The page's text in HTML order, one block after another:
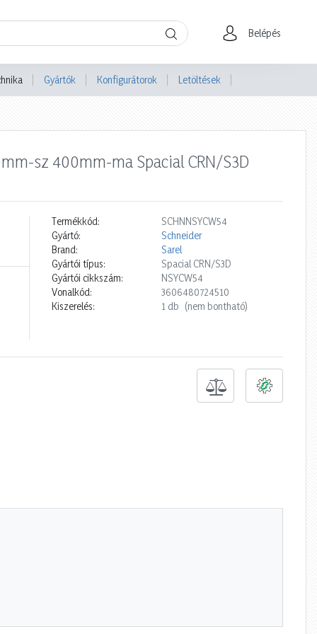
Belépés
Gyártók Konfigurátorok Letöltések
sz 400mm-ma Spacial CRN/S3D
Termékkód:
SCHNNSYCW54
Gyártó:
Schneider
Brand:
Sarel
Gyártói típus:
Spacial CRN/S3D
Gyártói cikkszám:
NSYCW54
Vonalkód:
3606480724510
Kiszerelés:
1 db (nem bontható)